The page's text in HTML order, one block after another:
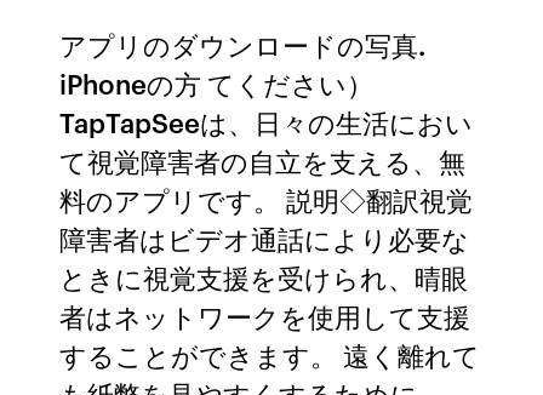
アプリのダウンロードの写真.
iPhoneの方 てください）
TapTapSeeは、日々の生活におい
て視覚障害者の自立を支える、無
料のアプリです。 説明◇翻訳視覚
障害者はビデオ通話により必要な
ときに視覚支援を受けられ、晴眼
者はネットワークを使用して支援
することができます。 遠く離れて